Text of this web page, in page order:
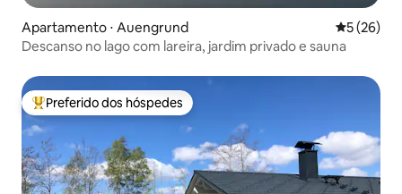
Apartamento ⋅ Auengrund 5 de uma
5 (26)
Descanso no lago com lareira, jardim privado e sauna
Entre os melhores preferidos dos hóspedes
Preferido dos hóspedes